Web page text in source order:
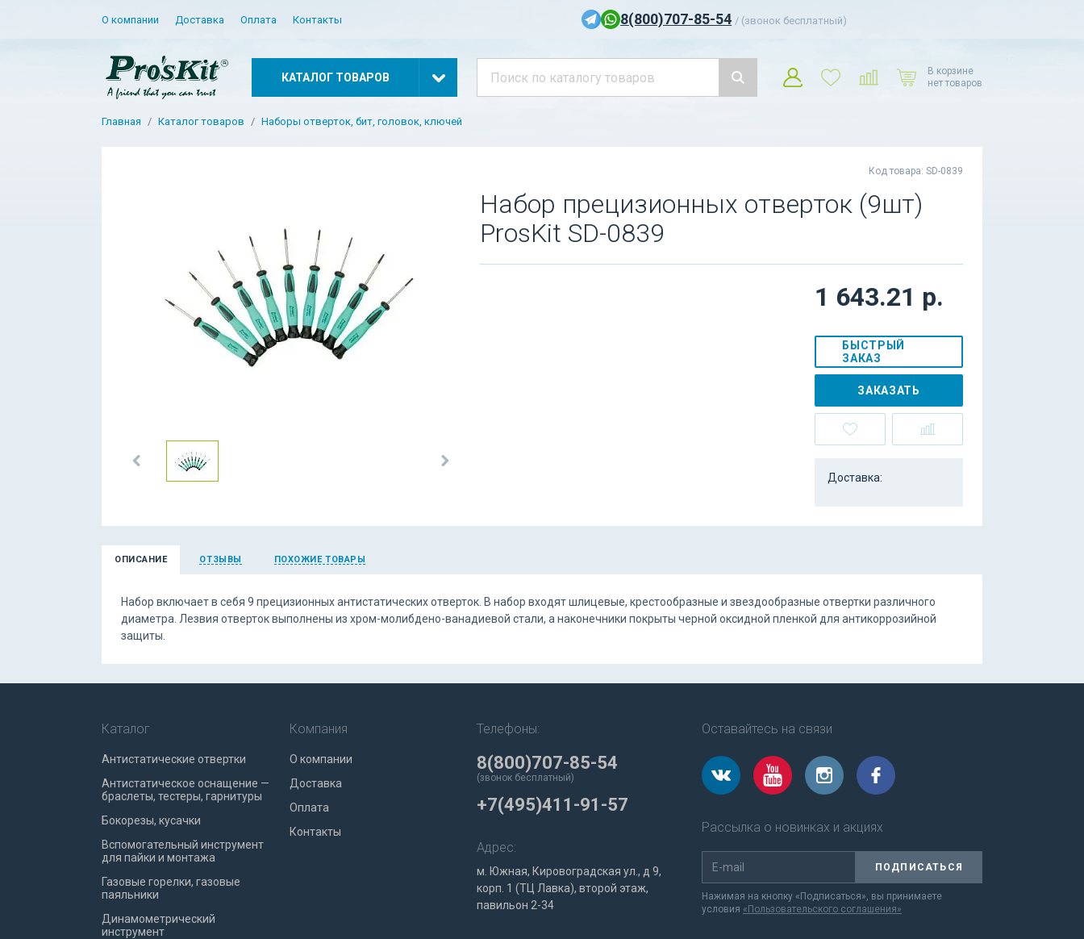
О компании Доставка Оплата Контакты 8(800)707-85-54 / (звонок бесплатный)
КАТАЛОГ ТОВАРОВ
В корзине
нет товаров
Главная Каталог товаров Наборы отверток, бит, головок, ключей
Код товара: SD-0839
Набор прецизионных отверток (9шт)
ProsKit SD-0839
1 643.21 р.
БЫСТРЫЙ
ЗАКАЗ
ЗАКАЗАТЬ
Доставка:
ОПИСАНИЕ ОТЗЫВЫ ПОХОЖИЕ ТОВАРЫ
Набор включает в себя 9 прецизионных антистатических отверток. В набор входят шлицевые, крестообразные и звездообразные отвертки различного
диаметра. Лезвия отверток выполнены из хром-молибдено-ванадиевой стали, а наконечники покрыты черной оксидной пленкой для антикоррозийной
защиты.
Каталог
Антистатические отвертки
Антистатическое оснащение —
браслеты, тестеры, гарнитуры
Бокорезы, кусачки
Вспомогательный инструмент
для пайки и монтажа
Газовые горелки, газовые
паяльники
Динамометрический
инструмент
Компания
О компании
Доставка
Оплата
Контакты
Телефоны:
8(800)707-85-54
(звонок бесплатный)
+7(495)411-91-57
Адрес:
м. Южная, Кировоградская ул., д 9,
корп. 1 (ТЦ Лавка), второй этаж,
павильон 2-34
Оставайтесь на связи
Рассылка о новинках и акциях
ПОДПИСАТЬСЯ
Нажимая на кнопку «Подписаться», вы принимаете
условия «Пользовательского соглашения»